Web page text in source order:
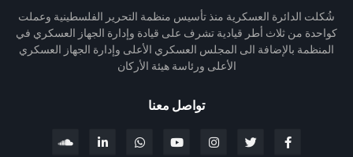
شُكلت الدائرة العسكرية منذ تأسيس منظمة التحرير الفلسطينية وعملت
كواحدة من ثلاث أطر قيادية تشرف على قيادة وإدارة الجهاز العسكري في
المنظمة بالإضافة الى المجلس العسكري الأعلى وإدارة الجهاز العسكري
الأعلى ورئاسة هيئة الأركان
تواصل معنا